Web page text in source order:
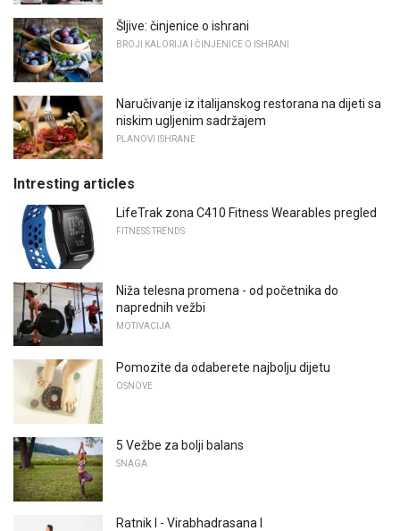
Šljive: činjenice o ishrani
BROJI KALORIJA I ČINJENICE O ISHRANI
Naručivanje iz italijanskog restorana na dijeti sa
niskim ugljenim sadržajem
PLANOVI ISHRANE
Intresting articles
LifeTrak zona C410 Fitness Wearables pregled
FITNESS TRENDS
Niža telesna promena - od početnika do
naprednih vežbi
MOTIVACIJA
Pomozite da odaberete najbolju dijetu
OSNOVE
5 Vežbe za bolji balans
SNAGA
Ratnik I - Virabhadrasana I